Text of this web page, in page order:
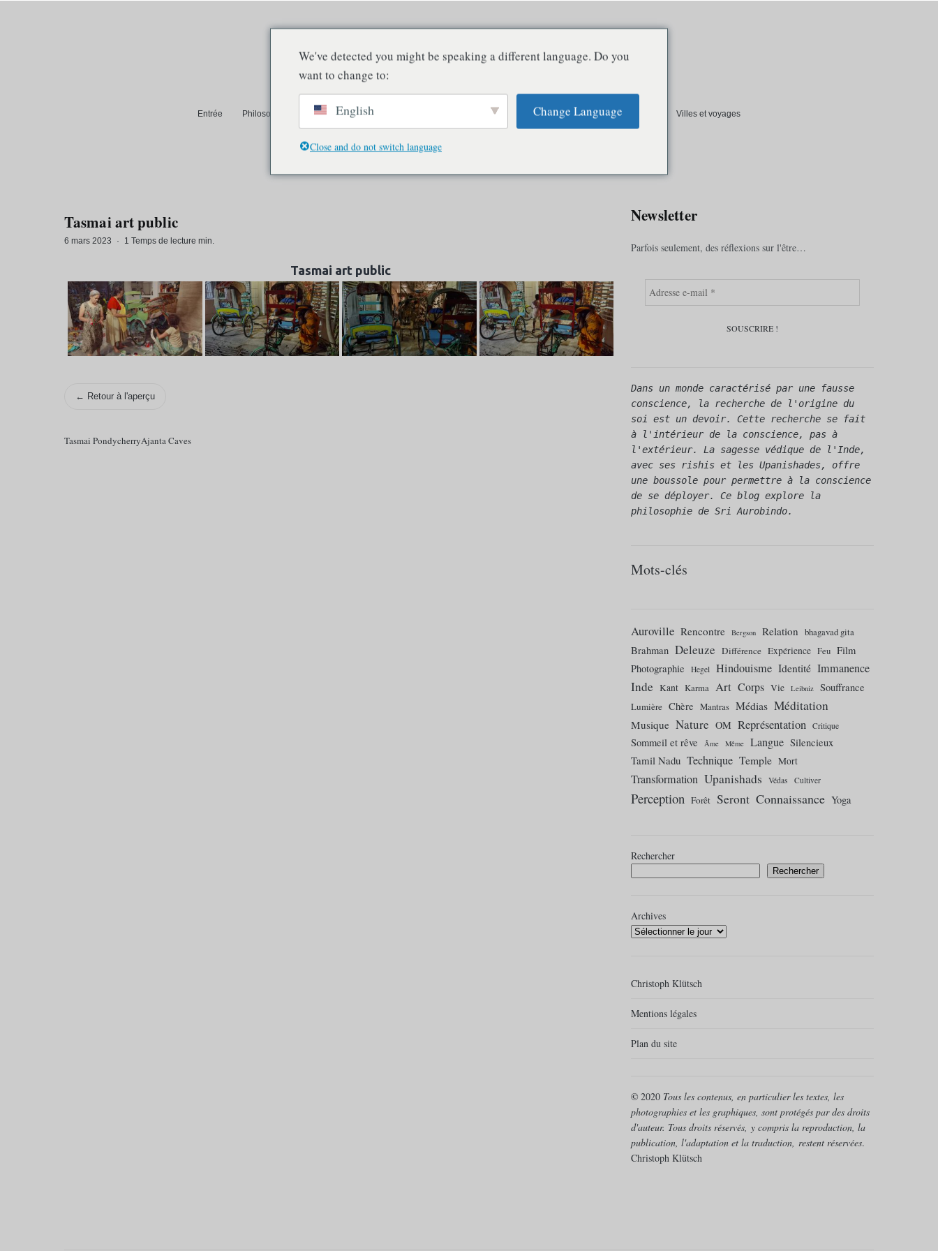
La conscience n'existe qu'en relation avec d'autres consciences
Entrée Philosophie et pratique indiennes Art et perception Culture et société Villes et voyages
Auroville
Tasmai art public
6 mars 2023 · 1 Temps de lecture min.
Tasmai art public
← Retour à l'aperçu
Tasmai PondycherryAjanta Caves
Newsletter
Parfois seulement, des réflexions sur l'être…
Dans un monde caractérisé par une fausse
conscience, la recherche de l'origine du
soi est un devoir. Cette recherche se fait
à l'intérieur de la conscience, pas à
l'extérieur. La sagesse védique de l'Inde,
avec ses rishis et les Upanishades, offre
une boussole pour permettre à la conscience
de se déployer. Ce blog explore la
philosophie de Sri Aurobindo.
Mots-clés
Auroville Rencontre Bergson Relation bhagavad gita
Brahman Deleuze Différence Expérience Feu Film
Photographie
Hegel Hindouisme Identité Immanence
Inde Kant Karma Art Corps Vie Leibniz Souffrance
Lumière Chère Mantras Médias Méditation
Musique Nature OM Représentation Critique
Sommeil et rêve Âme Même Langue Silencieux
Tamil Nadu Technique Temple Mort
Transformation Upanishads Védas Cultiver
Perception Forêt Seront Connaissance Yoga
Rechercher
Rechercher
Archives
Christoph Klütsch
Mentions légales
Plan du site
© 2020 Tous les contenus, en particulier les textes, les
photographies et les graphiques, sont protégés par des droits
d'auteur. Tous droits réservés, y compris la reproduction, la
publication, l'adaptation et la traduction, restent réservées.
Christoph Klütsch
We've detected you might be speaking a different language. Do you
want to change to:
English Change Language
Close and do not switch language